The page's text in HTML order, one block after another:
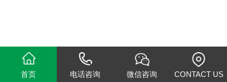
首页 电话咨询 微信咨询 CONTACT US